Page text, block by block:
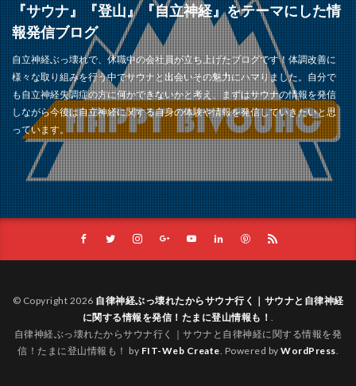
『サウナ』『登山』『自立神経』をテーマにした情
報発信ブログ
自立神経ぶっ壊れで、休職中の会社員が立ち上げたブログです！体調改善に
様々な取り組みを行う中でサウナと出会いその魅力にハマりました。自分で
も自立神経失調症の方に何かできないかと考え、まずはサウナの情報を発信
しながら今後は自立神経に関する自身の体験や情報を発信していきたいと思
っています。
© Copyright 2026 自律神経ぶっ壊れたからサウナ行く｜サウナと自律神経
に関する情報を発信！たまに登山情報も！
自律神経ぶっ壊れたからサウナ行く｜サウナと自律神経に関する情報を発
信！たまに登山情報も！ by FIT-Web Create . Powered by WordPress